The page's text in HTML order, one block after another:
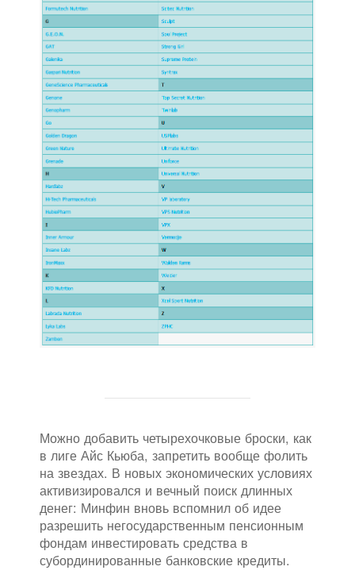
Можно добавить четырехочковые броски, как
в лиге Айс Кьюба, запретить вообще фолить
на звездах. В новых экономических условиях
активизировался и вечный поиск длинных
денег: Минфин вновь вспомнил об идее
разрешить негосударственным пенсионным
фондам инвестировать средства в
субординированные банковские кредиты.